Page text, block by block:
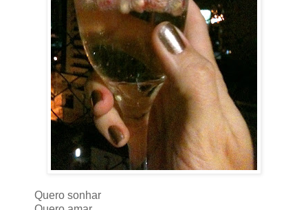
Quero sonhar